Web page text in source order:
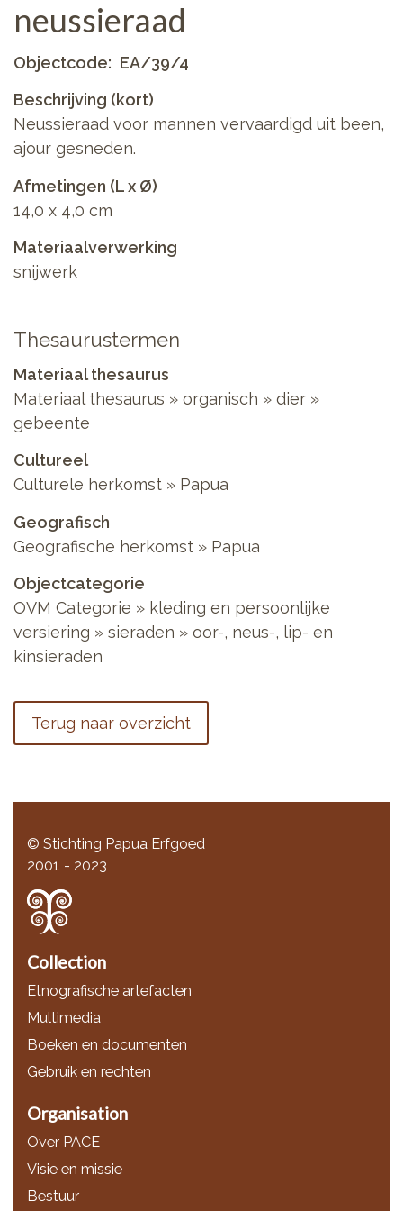
neussieraad
Objectcode
EA/39/4
Beschrijving (kort)
Neussieraad voor mannen vervaardigd uit been,
ajour gesneden.
Afmetingen (L x Ø)
14,0 x 4,0 cm
Materiaalverwerking
snijwerk
Thesaurustermen
Materiaal thesaurus
Materiaal thesaurus » organisch » dier »
gebeente
Cultureel
Culturele herkomst » Papua
Geografisch
Geografische herkomst » Papua
Objectcategorie
OVM Categorie » kleding en persoonlijke
versiering » sieraden » oor-, neus-, lip- en
kinsieraden
Terug naar overzicht
© Stichting Papua Erfgoed
2001 - 2023
Collection
Etnografische artefacten
Multimedia
Boeken en documenten
Gebruik en rechten
Organisation
Over PACE
Visie en missie
Bestuur